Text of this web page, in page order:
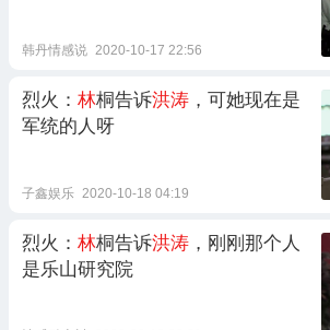
韩丹情感说 2020-10-17 22:56
烈火： 林桐告诉洪涛 ，可她现在是
军统的人呀
子鑫娱乐 2020-10-18 04:19
烈火： 林桐告诉洪涛 ，刚刚那个人
是乐山研究院